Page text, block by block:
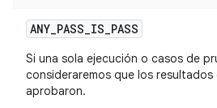
ANY_PASS_IS_PASS
Si una sola ejecución o casos de
consideraremos que los resultados
aprobaron.